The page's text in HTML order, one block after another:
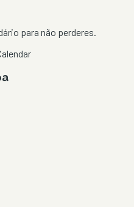
para não perderes.